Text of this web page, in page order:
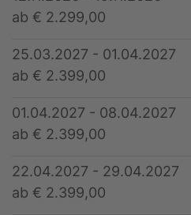
ab € 2.299,00
25.03.2027 - 01.04.2027
ab € 2.399,00
01.04.2027 - 08.04.2027
ab € 2.399,00
22.04.2027 - 29.04.2027
ab € 2.399,00